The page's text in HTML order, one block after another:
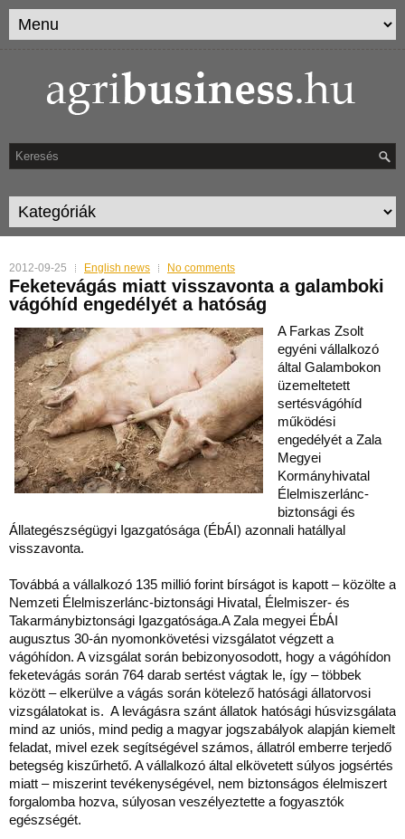
2012-09-25 English news No comments
Feketevágás miatt visszavonta a galamboki
vágóhíd engedélyét a hatóság
A Farkas Zsolt
egyéni vállalkozó
által Galambokon
üzemeltetett
sertésvágóhíd
működési
engedélyét a Zala
Megyei
Kormányhivatal
Élelmiszerlánc-
biztonsági és
Állategészségügyi Igazgatósága (ÉbÁI) azonnali hatállyal
visszavonta.
Továbbá a vállalkozó 135 millió forint bírságot is kapott – közölte a
Nemzeti Élelmiszerlánc-biztonsági Hivatal, Élelmiszer- és
Takarmánybiztonsági Igazgatósága.A Zala megyei ÉbÁI
augusztus 30-án nyomonkövetési vizsgálatot végzett a
vágóhídon. A vizsgálat során bebizonyosodott, hogy a vágóhídon
feketevágás során 764 darab sertést vágtak le, így – többek
között – elkerülve a vágás során kötelező hatósági állatorvosi
vizsgálatokat is. A levágásra szánt állatok hatósági húsvizsgálata
mind az uniós, mind pedig a magyar jogszabályok alapján kiemelt
feladat, mivel ezek segítségével számos, állatról emberre terjedő
betegség kiszűrhető. A vállalkozó által elkövetett súlyos jogsértés
miatt – miszerint tevékenységével, nem biztonságos élelmiszert
forgalomba hozva, súlyosan veszélyeztette a fogyasztók
egészségét.